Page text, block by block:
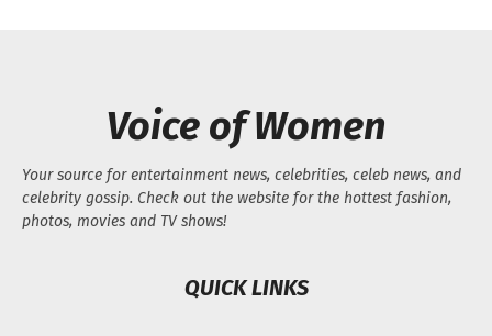
Voice of Women
Your source for entertainment news, celebrities, celeb news, and
celebrity gossip. Check out the website for the hottest fashion,
photos, movies and TV shows!
QUICK LINKS